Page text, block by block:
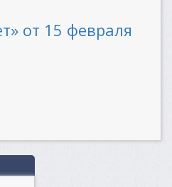
от 15 февраля